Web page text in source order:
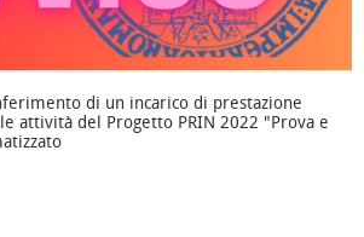
di un incarico di prestazione
attività del Progetto PRIN 2022 "Prova e